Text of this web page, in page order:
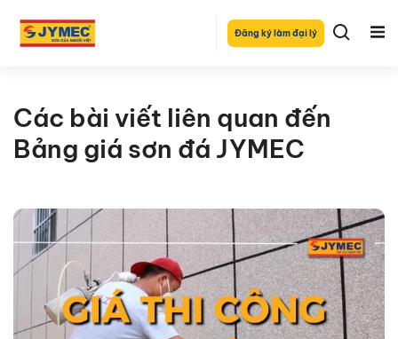
Đăng ký làm đại lý
Các bài viết liên quan đến
Bảng giá sơn đá JYMEC